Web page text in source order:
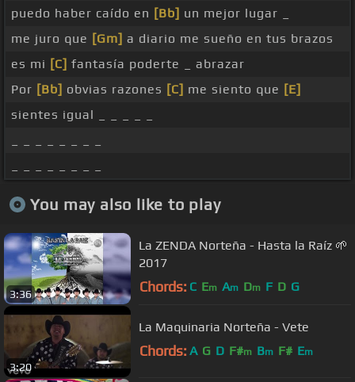
puedo haber caído en [Bb] un mejor lugar _
me juro que [Gm] a diario me sueño en tus brazos
es mi [C] fantasía poderte _ abrazar
Por [Bb] obvias razones [C] me siento que [E]
sientes igual _ _ _ _ _
You may also like to play
3:36
La ZENDA Norteña - Hasta la Raíz 🌱
2017
Chords: C Em Am Dm F D G
3:20
La Maquinaria Norteña - Vete
Chords: A G D F#m Bm F# Em